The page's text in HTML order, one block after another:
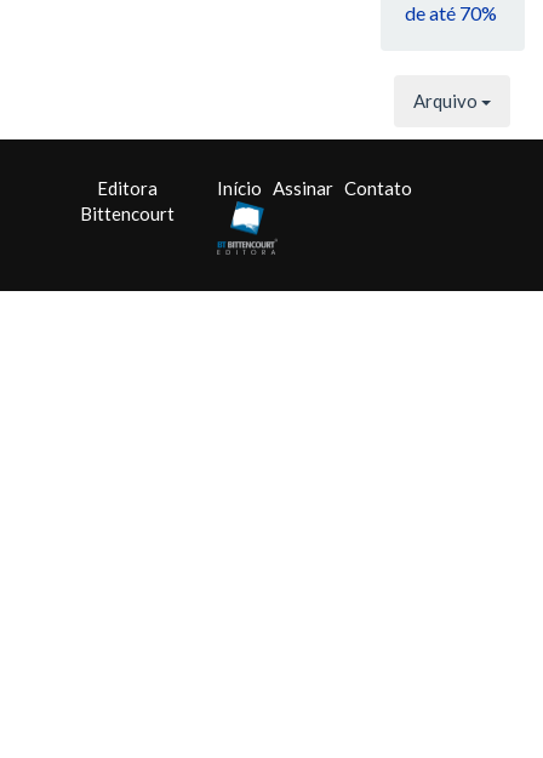
de até 70%
Arquivo
Editora
Bittencourt
Início Assinar Contato